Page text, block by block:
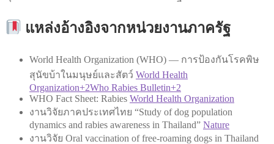
แหล่งอ้างอิงจากหน่วยงานภาครัฐ
World Health Organization (WHO) — การป้องกันโรคพิษ
สุนัขบ้าในมนุษย์และสัตว์ World Health
Organization+2Who Rabies Bulletin+2
WHO Fact Sheet: Rabies World Health Organization
งานวิจัยภาคประเทศไทย “Study of dog population
dynamics and rabies awareness in Thailand” Nature
งานวิจัย Oral vaccination of free-roaming dogs in Thailand